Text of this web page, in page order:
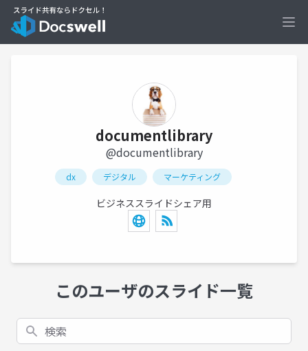
documentlibrary
@documentlibrary
dx デジタル マーケティング
ビジネススライドシェア用
このユーザのスライド一覧
検索